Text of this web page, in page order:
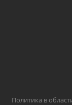
Политика в